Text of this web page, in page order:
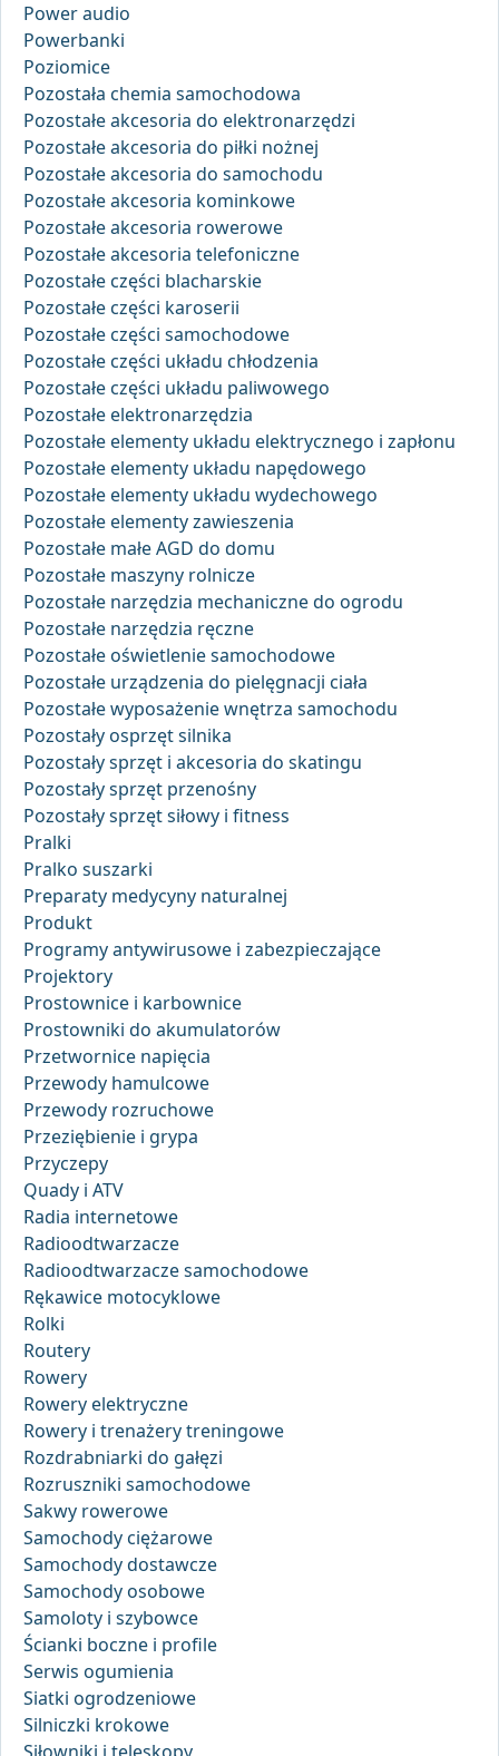
Power audio
Powerbanki
Poziomice
Pozostała chemia samochodowa
Pozostałe akcesoria do elektronarzędzi
Pozostałe akcesoria do piłki nożnej
Pozostałe akcesoria do samochodu
Pozostałe akcesoria kominkowe
Pozostałe akcesoria rowerowe
Pozostałe akcesoria telefoniczne
Pozostałe części blacharskie
Pozostałe części karoserii
Pozostałe części samochodowe
Pozostałe części układu chłodzenia
Pozostałe części układu paliwowego
Pozostałe elektronarzędzia
Pozostałe elementy układu elektrycznego i zapłonu
Pozostałe elementy układu napędowego
Pozostałe elementy układu wydechowego
Pozostałe elementy zawieszenia
Pozostałe małe AGD do domu
Pozostałe maszyny rolnicze
Pozostałe narzędzia mechaniczne do ogrodu
Pozostałe narzędzia ręczne
Pozostałe oświetlenie samochodowe
Pozostałe urządzenia do pielęgnacji ciała
Pozostałe wyposażenie wnętrza samochodu
Pozostały osprzęt silnika
Pozostały sprzęt i akcesoria do skatingu
Pozostały sprzęt przenośny
Pozostały sprzęt siłowy i fitness
Pralki
Pralko suszarki
Preparaty medycyny naturalnej
Produkt
Programy antywirusowe i zabezpieczające
Projektory
Prostownice i karbownice
Prostowniki do akumulatorów
Przetwornice napięcia
Przewody hamulcowe
Przewody rozruchowe
Przeziębienie i grypa
Przyczepy
Quady i ATV
Radia internetowe
Radioodtwarzacze
Radioodtwarzacze samochodowe
Rękawice motocyklowe
Rolki
Routery
Rowery
Rowery elektryczne
Rowery i trenażery treningowe
Rozdrabniarki do gałęzi
Rozruszniki samochodowe
Sakwy rowerowe
Samochody ciężarowe
Samochody dostawcze
Samochody osobowe
Samoloty i szybowce
Ścianki boczne i profile
Serwis ogumienia
Siatki ogrodzeniowe
Silniczki krokowe